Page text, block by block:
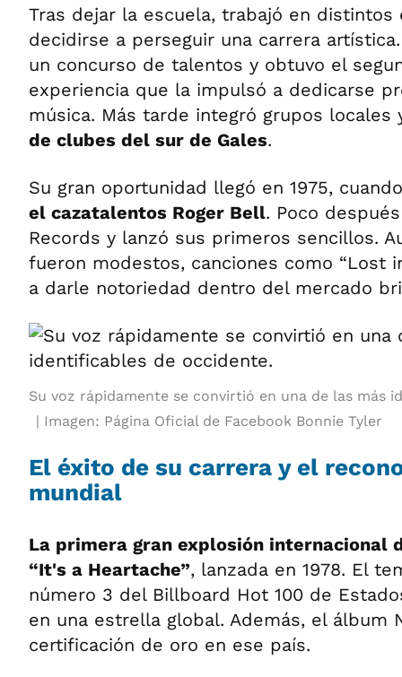
Tras dejar la escuela, trabajó en
decidirse a perseguir una carrera
un concurso de talentos y obtuvo el
experiencia que la impulsó a dedicarse
música. Más tarde integró grupos locales
de clubes del sur de Gales.
Su gran oportunidad llegó en 1975, cuando
el cazatalentos Roger Bell. Poco
Records y lanzó sus primeros sencillos.
fueron modestos, canciones como “Lost
a darle notoriedad dentro del mercado
Su voz rápidamente se convirtió en una de las más
Imagen: Página Oficial de Facebook Bonnie Tyler
El éxito de su carrera y el
mundial
La primera gran explosión internacional
“It's a Heartache”, lanzada en 1978. El
número 3 del Billboard Hot 100 de
en una estrella global. Además, el álbum
certificación de oro en ese país.